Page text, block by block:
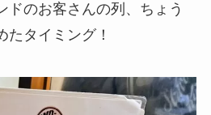
ドのお客さんの列、ちょう
たタイミング！